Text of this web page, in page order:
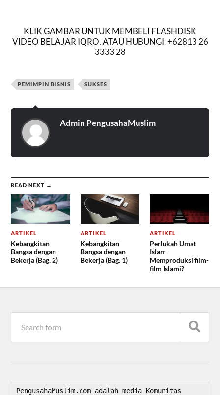
KLIK GAMBAR UNTUK MEMBELI FLASHDISK
VIDEO BELAJAR IQRO, ATAU HUBUNGI: +62813 26
3333 28
PEMIMPIN BISNIS SUKSES
Admin PengusahaMuslim
READ NEXT →
ARTIKEL
Kebangkitan
Bangsa dengan
Bekerja (Bag. 2)
ARTIKEL
Kebangkitan
Bangsa dengan
Bekerja (Bag. 1)
ARTIKEL
Perlukah Umat
Islam
Memproduksi film-
film Islami?
PengusahaMuslim.com adalah media Komunitas